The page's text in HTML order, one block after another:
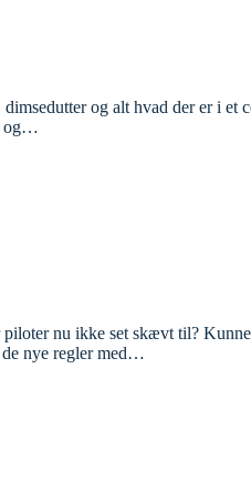
og alt hvad der er i
og…
nu ikke set skævt til?
nye regler med…